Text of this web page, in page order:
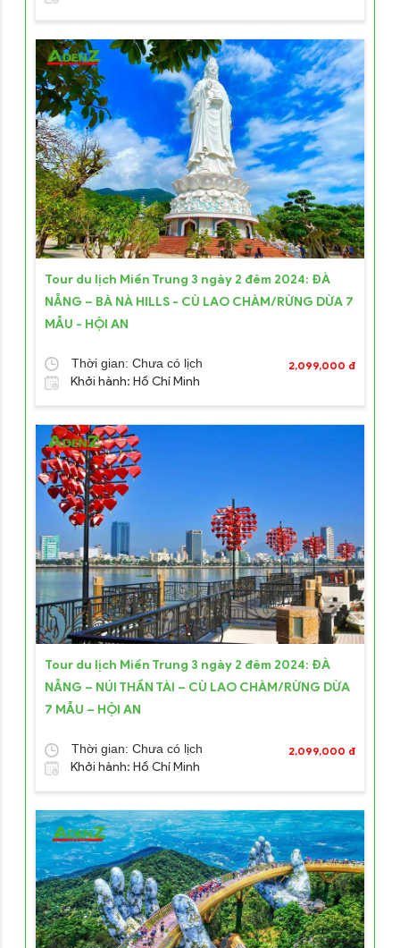
Tour du lịch Miền Trung 3 ngày 2 đêm 2024: ĐÀ
NẴNG – BÀ NÀ HILLS - CÙ LAO CHÀM/RỪNG DỪA 7
MẪU - HỘI AN
Thời gian: Chưa có lịch
Khởi hành: Hồ Chí Minh
2,099,000 đ
Tour du lịch Miền Trung 3 ngày 2 đêm 2024: ĐÀ
NẴNG – NÚI THẦN TÀI – CÙ LAO CHÀM/RỪNG DỪA
7 MẪU – HỘI AN
Thời gian: Chưa có lịch
Khởi hành: Hồ Chí Minh
2,099,000 đ